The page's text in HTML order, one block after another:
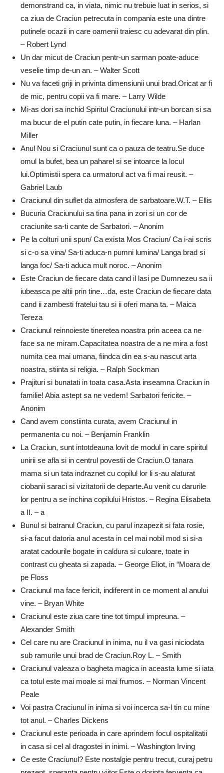
demonstrand ca, in viata, nimic nu trebuie luat in serios, si
ca ziua de Craciun petrecuta in compania este una dintre
putinele ocazii in care oamenii traiesc cu adevarat din plin.
– Robert Lynd
Un dar micut de Craciun pentr-un sarman poate-aduce
veselie timp de-un an. – Walter Scott
Nu va faceti griji in privinta dimensiunii unui brad.Oricat ar fi
de mic, pentru copii va fi mare. – Larry Wilde
Mi-as dori sa inchid Spiritul Craciunului intr-un borcan si sa
ma bucur de el putin cate putin, in fiecare luna. – Harlan
Miller
Anul Nou si Craciunul sunt ca o pauza de teatru.Se duce
omul la bufet, bea un paharel si se intoarce la locul
lui.Optimistii spera ca urmatorul act va fi mai reusit. –
Gabriel Laub
Craciunul din suflet da atmosfera de sarbatoare.W.T. – Ellis
Bucuria Craciunului sa tina pana in zori si un cor de
craciunite sa-ti cante de Sarbatori. – Anonim
Pe la colturi unii spun/ Ca exista Mos Craciun/ Ca i-ai scris
si c-o sa vina/ Sa-ti aduca-n pumni lumina/ Langa brad si
langa foc/ Sa-ti aduca mult noroc. – Anonim
Este Craciun de fiecare data cand il lasi pe Dumnezeu sa ii
iubeasca pe altii prin tine…da, este Craciun de fiecare data
cand ii zambesti fratelui tau si ii oferi mana ta. – Maica
Tereza
Craciunul reinnoieste tineretea noastra prin aceea ca ne
face sa ne miram.Capacitatea noastra de a ne mira a fost
numita cea mai umana, fiindca din ea s-au nascut arta
noastra, stiinta si religia. – Ralph Sockman
Prajituri si bunatati in toata casa.Asta inseamna Craciun in
familie! Abia astept sa ne vedem! Sarbatori fericite. –
Anonim
Cand avem constiinta curata, avem Craciunul in
permanenta cu noi. – Benjamin Franklin
La Craciun, sunt intotdeauna lovit de modul in care spiritul
unirii se afla si in centrul povestii de Craciun.O tanara
mama si un tata indraznet cu copilul lor li s-au alaturat
ciobanii saraci si vizitatorii de departe.Au venit cu darurile
lor pentru a se inchina copilului Hristos. – Regina Elisabeta
a II. – a
Bunul si batranul Craciun, cu parul inzapezit si fata rosie,
si-a facut datoria anul acesta in cel mai nobil mod si si-a
aratat cadourile bogate in caldura si culoare, toate in
contrast cu gheata si zapada. – George Eliot, in “Moara de
pe Floss
Craciunul ma face fericit, indiferent in ce moment al anului
vine. – Bryan White
Craciunul este ziua care tine tot timpul impreuna. –
Alexander Smith
Cel care nu are Craciunul in inima, nu il va gasi niciodata
sub ramurile unui brad de Craciun.Roy L. – Smith
Craciunul valeaza o bagheta magica in aceasta lume si iata
ca totul este mai moale si mai frumos. – Norman Vincent
Peale
Voi pastra Craciunul in inima si voi incerca sa-l tin cu mine
tot anul. – Charles Dickens
Craciunul este perioada in care aprindem focul ospitalitatii
in casa si cel al dragostei in inimi. – Washington Irving
Ce este Craciunul? Este nostalgie pentru trecut, curaj petru